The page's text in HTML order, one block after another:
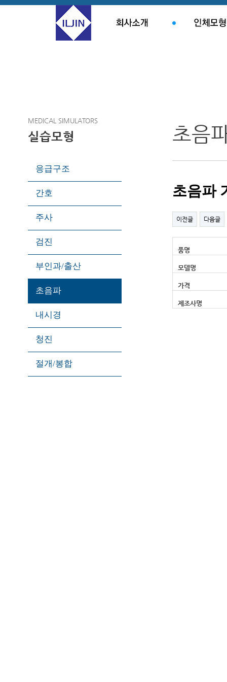
MEDICAL SIMULATORS
실습모형
응급구조
간호
주사
검진
부인과/출산
초음파
내시경
청진
절개/봉합
초음
초음파
이전글 다음글
품명
모델명
가격
제조사명